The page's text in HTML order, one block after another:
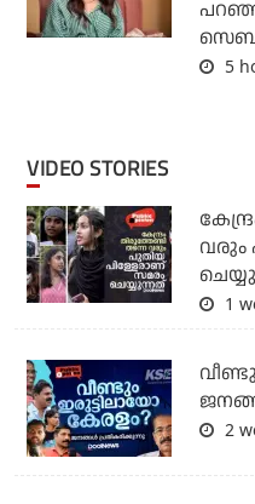
5
VIDEO STORIES
വരും
1
2